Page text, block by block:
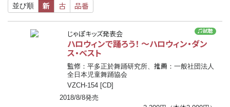
並び順 新 古 品番
♫試聴
じゃぽキッズ発表会
ハロウィンで踊ろう！ ～ハロウィン・ダン
ス・ベスト
監修 ：平多正於舞踊研究所、 推薦 ：一般社団法人
全日本児童舞踊協会
VZCH-154 [CD]
2018/8/8発売